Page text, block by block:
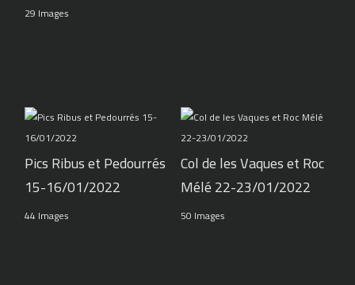
29 Images
Pics Ribus et Pedourrés
15-16/01/2022
44 Images
Col de les Vaques et Roc
Mélé 22-23/01/2022
50 Images